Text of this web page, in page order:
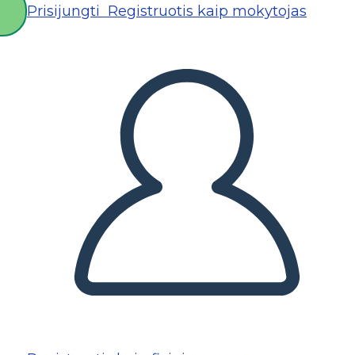
Prisijungti Registruotis kaip mokytojas